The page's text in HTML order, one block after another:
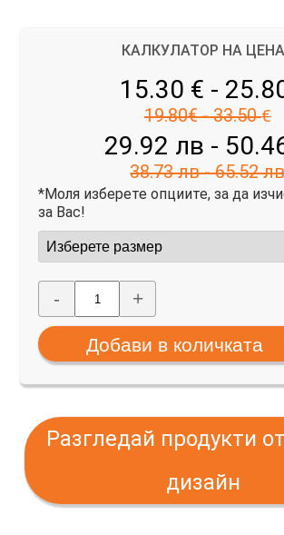
КАЛКУЛАТОР НА ЦЕНА
15.30 € -
19.80€ - 33.50 €
29.92 лв -
38.73 лв - 65.52
*Моля изберете опциите, за да
за Вас!
- +
Разгледай продукти
дизайн